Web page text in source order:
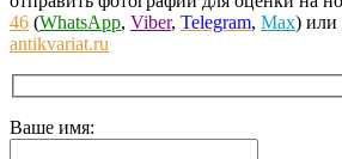
46 (WhatsApp, Viber, Telegram, Max) или
antikvariat.ru
Ваше имя: